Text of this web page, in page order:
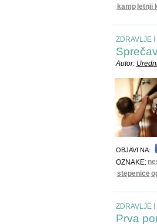
kamp letnji
ZDRAVLJE
Autor:
OBJAVI NA:
OZNAKE:
stepenice
ZDRAVLJE
Prva